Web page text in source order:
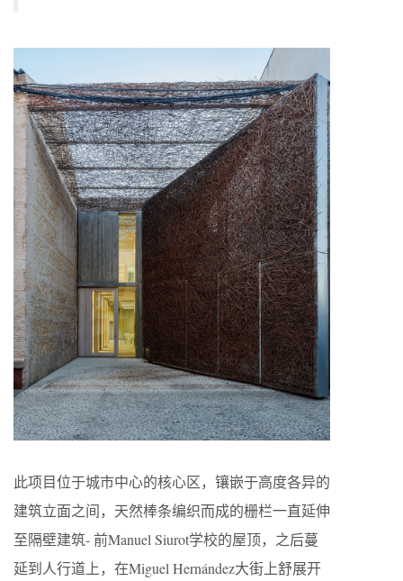
此项目位于城市中心的核心区，镶嵌于高度各异的
建筑立面之间，天然棒条编织而成的栅栏一直延伸
至隔壁建筑- 前Manuel Siurot学校的屋顶，之后蔓
延到人行道上，在Miguel Hernández大街上舒展开